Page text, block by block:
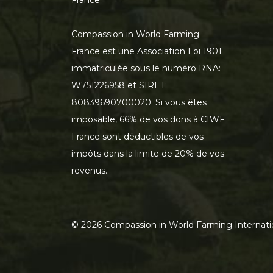
Compassion in World Farming
France est une Association Loi 1901
immatriculée sous le numéro RNA:
W751226958 et SIRET:
80839690700020. Si vous êtes
imposable, 66% de vos dons à CIWF
France sont déductibles de vos
impôts dans la limite de 20% de vos
revenus.
© 2026 Compassion in World Farming